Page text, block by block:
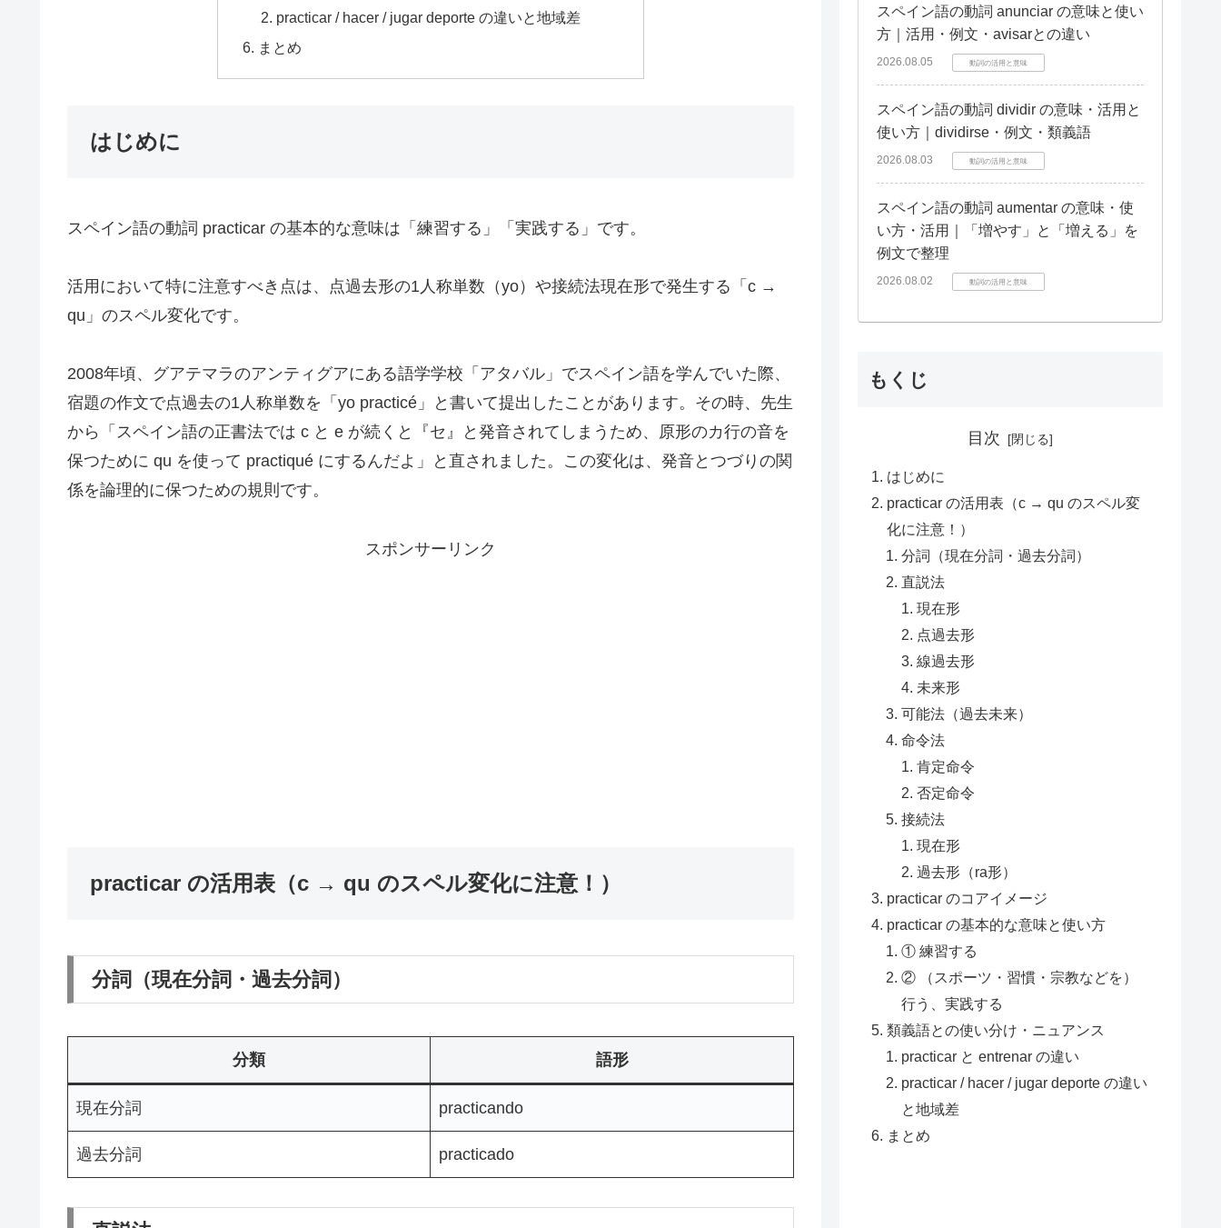
practicar / hacer / jugar deporte の違いと地域差
まとめ
はじめに
スペイン語の動詞 practicar の基本的な意味は「練習する」「実践する」です。
活用において特に注意すべき点は、点過去形の1人称単数（yo）や接続法現在形で発生する「c →
qu」のスペル変化です。
2008年頃、グアテマラのアンティグアにある語学学校「アタバル」でスペイン語を学んでいた際、
宿題の作文で点過去の1人称単数を「yo practicé」と書いて提出したことがあります。その時、先生
から「スペイン語の正書法では c と e が続くと『セ』と発音されてしまうため、原形のカ行の音を
保つために qu を使って practiqué にするんだよ」と直されました。この変化は、発音とつづりの関
係を論理的に保つための規則です。
スポンサーリンク
practicar の活用表（c → qu のスペル変化に注意！）
分詞（現在分詞・過去分詞）
分類 語形
現在分詞 practicando
過去分詞 practicado
スペイン語の動詞 anunciar の意味と使い
方｜活用・例文・avisarとの違い
2026.08.05 動詞の活用と意味
スペイン語の動詞 dividir の意味・活用と
使い方｜dividirse・例文・類義語
2026.08.03 動詞の活用と意味
スペイン語の動詞 aumentar の意味・使
い方・活用｜「増やす」と「増える」を
例文で整理
2026.08.02 動詞の活用と意味
もくじ
目次
はじめに
practicar の活用表（c → qu のスペル変
化に注意！）
分詞（現在分詞・過去分詞）
直説法
現在形
点過去形
線過去形
未来形
可能法（過去未来）
命令法
肯定命令
否定命令
接続法
現在形
過去形（ra形）
practicar のコアイメージ
practicar の基本的な意味と使い方
① 練習する
② （スポーツ・習慣・宗教などを）
行う、実践する
類義語との使い分け・ニュアンス
practicar と entrenar の違い
practicar / hacer / jugar deporte の違い
と地域差
まとめ